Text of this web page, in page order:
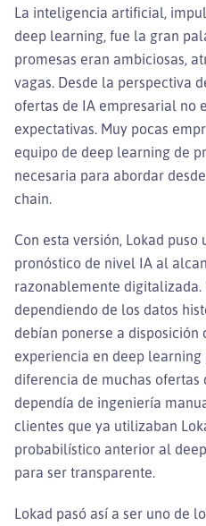
La inteligencia artificial,
deep learning, fue la gran
promesas eran ambiciosas,
vagas. Desde la perspectiva
ofertas de IA empresarial no
expectativas. Muy pocas
equipo de deep learning de
necesaria para abordar
chain.
Con esta versión, Lokad
pronóstico de nivel IA al
razonablemente digitalizada.
dependiendo de los datos
debían ponerse a disposición
experiencia en deep
diferencia de muchas ofertas
dependía de ingeniería
clientes que ya utilizaban
probabilístico anterior al
para ser transparente.
Lokad pasó así a ser uno de